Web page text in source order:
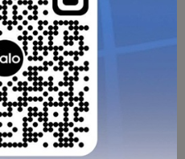
EURO 2000, và cú vô lê
League 2002. Dù
vệ công nhưng phần lớn thời
và Đội tuyển Pháp, Zidane
đấu như 1 tiền vệ trung tâm